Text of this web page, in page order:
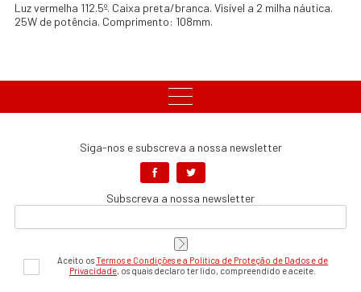
Luz vermelha 112.5º. Caixa preta/branca. Visível a 2 milha náutica.
25W de potência. Comprimento: 108mm.
Siga-nos e subscreva a nossa newsletter
Subscreva a nossa newsletter
Aceito osTermos e Condições e a Política de Proteção de Dados e de
Privacidade, os quais declaro ter lido, compreendido e aceite.